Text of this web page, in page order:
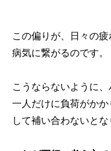
この偏りが、日々の
病気に繋がるのです。
こうならないように、
一人だけに負荷がか
して補い合わないとな